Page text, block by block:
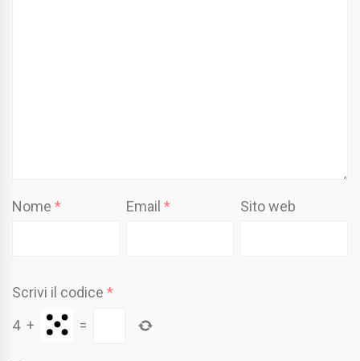
Nome * Email* Sito web
Scrivi il codice *
4 + =